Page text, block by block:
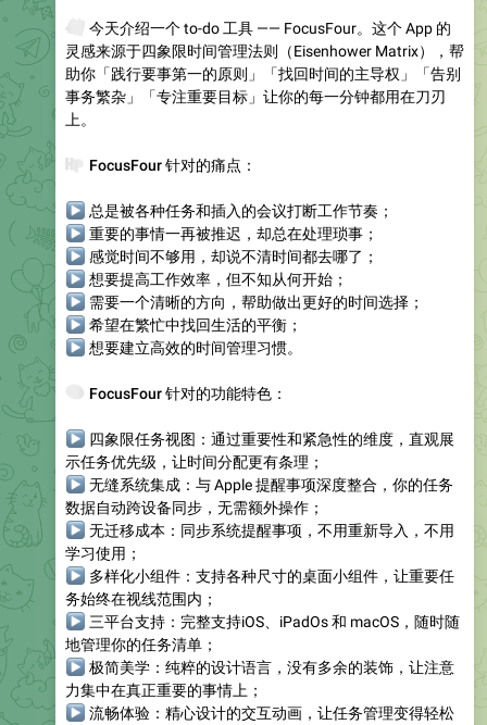
今天介绍一个 to-do 工具 —— FocusFour。这个 App 的
灵感来源于四象限时间管理法则（Eisenhower Matrix），帮
助你「践行要事第一的原则」「找回时间的主导权」「告别
事务繁杂」「专注重要目标」让你的每一分钟都用在刀刃
上。
FocusFour 针对的痛点 ：
总是被各种任务和插入的会议打断工作节奏；
重要的事情一再被推迟，却总在处理琐事；
感觉时间不够用，却说不清时间都去哪了；
想要提高工作效率，但不知从何开始；
需要一个清晰的方向，帮助做出更好的时间选择；
希望在繁忙中找回生活的平衡；
想要建立高效的时间管理习惯。
FocusFour 针对的功能特色：
四象限任务视图 ：通过重要性和紧急性的维度，直观展
示任务优先级，让时间分配更有条理；
无缝系统集成：与 Apple 提醒事项深度整合，你的任务
数据自动跨设备同步，无需额外操作；
无迁移成本 ：同步系统提醒事项，不用重新导入，不用
学习使用；
多样化小组件：支持各种尺寸的桌面小组件，让重要任
务始终在视线范围内；
三平台支持：完整支持iOS、iPadOs 和 macOS，随时随
地管理你的任务清单；
极简美学：纯粹的设计语言，没有多余的装饰，让注意
力集中在真正重要的事情上；
流畅体验：精心设计的交互动画，让任务管理变得轻松